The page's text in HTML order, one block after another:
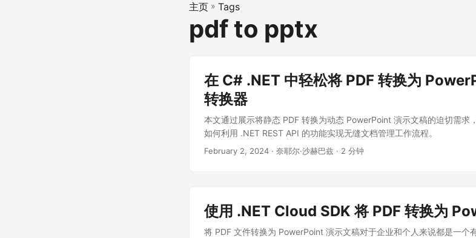
主页 » Tags
pdf to pptx
在 C# .NET 中轻松将 PDF 转换为
转换器
本文通过展示将静态 PDF 转换为动态 PowerPoint 演示文稿的迫切需求
如何利用 .NET REST API 的功能实现无缝文档管理工作流程。
February 2, 2024 · 奈耶尔·沙赫巴兹 · 2 分钟
使用 .NET Cloud SDK 将 PDF 转换为
将 PDF 文件转换为 PowerPoint 演示文稿对于企业和个人来说都是一个